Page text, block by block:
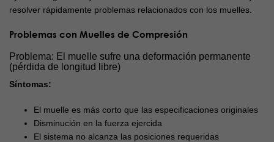
resolver rápidamente problemas relacionados con los muelles.
Problemas con Muelles de Compresión
Problema: El muelle sufre una deformación permanente
(pérdida de longitud libre)
Síntomas:
El muelle es más corto que las especificaciones originales
Disminución en la fuerza ejercida
El sistema no alcanza las posiciones requeridas